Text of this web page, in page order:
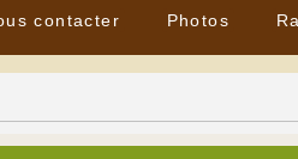
contacter Photos